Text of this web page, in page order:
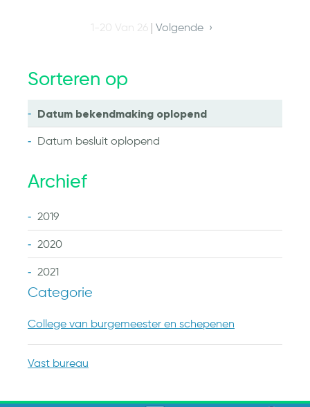
1-20 Van 26 Volgende
Sorteren op
Datum bekendmaking oplopend
Datum besluit oplopend
Archief
2019
2020
2021
Categorie
College van burgemeester en schepenen
Vast bureau